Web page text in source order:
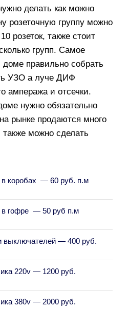
делать как можно
розеточную группу можно
розеток, также стоит
групп. Самое
правильно собрать
УЗО а луче ДИФ
ампеража и отсечки.
нужно обязательно
рынке продаются много
также можно сделать
в коробах — 60 руб. п.м
в гофре — 50 руб п.м
выключателей — 400 руб.
220v — 1200 руб.
380v — 2000 руб.